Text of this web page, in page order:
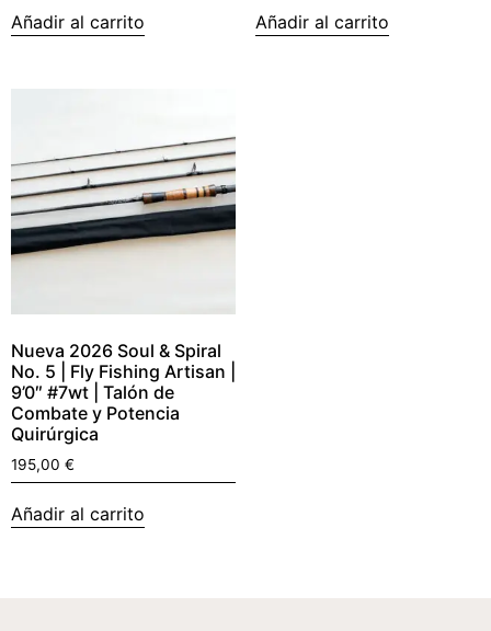
Añadir al carrito Añadir al carrito
Nueva 2026 Soul & Spiral
No. 5 | Fly Fishing Artisan |
9’0″ #7wt | Talón de
Combate y Potencia
Quirúrgica
195,00 €
Añadir al carrito